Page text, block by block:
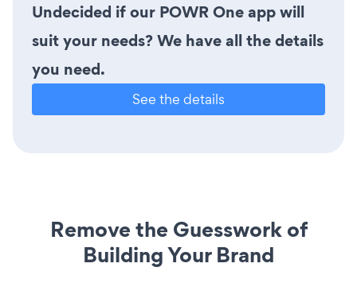
Undecided if our POWR One app will
suit your needs? We have all the details
you need.
See the details
Remove the Guesswork of
Building Your Brand